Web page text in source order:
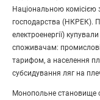
Національною комісією
господарства (НКРЕК).
електроенергії)
споживачам:
тарифом, а населення
субсидування ляг на
Монопольне становище